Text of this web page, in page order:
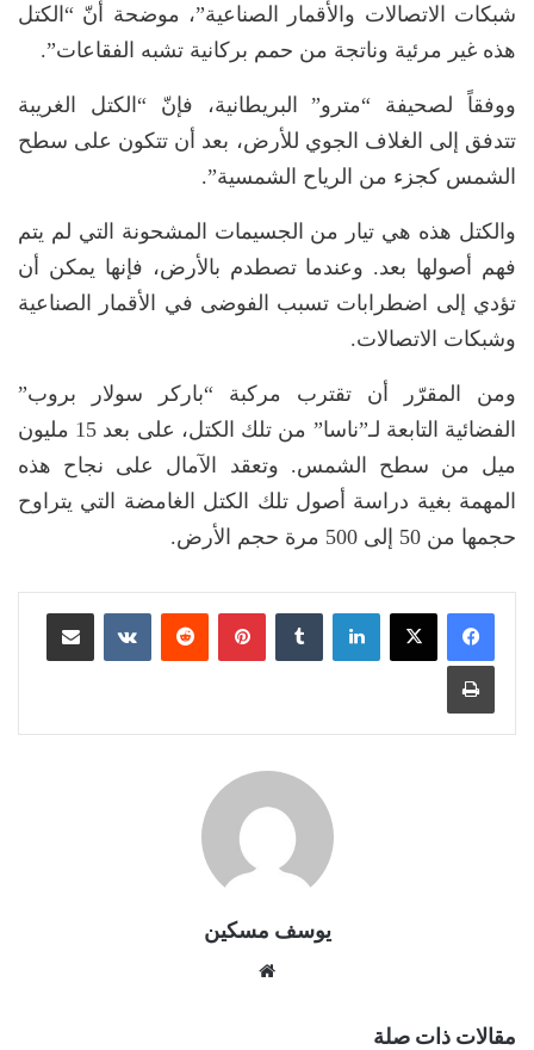
شبكات الاتصالات والأقمار الصناعية”، موضحة أنّ “الكتل
هذه غير مرئية وناتجة من حمم بركانية تشبه الفقاعات”.
ووفقاً لصحيفة “مترو” البريطانية، فإنّ “الكتل الغريبة
تتدفق إلى الغلاف الجوي للأرض، بعد أن تتكون على سطح
الشمس كجزء من الرياح الشمسية”.
والكتل هذه هي تيار من الجسيمات المشحونة التي لم يتم
فهم أصولها بعد. وعندما تصطدم بالأرض، فإنها يمكن أن
تؤدي إلى اضطرابات تسبب الفوضى في الأقمار الصناعية
وشبكات الاتصالات.
ومن المقرّر أن تقترب مركبة “باركر سولار بروب”
الفضائية التابعة لـ”ناسا” من تلك الكتل، على بعد 15 مليون
ميل من سطح الشمس. وتعقد الآمال على نجاح هذه
المهمة بغية دراسة أصول تلك الكتل الغامضة التي يتراوح
حجمها من 50 إلى 500 مرة حجم الأرض.
لينكدإن بينتيريست مشاركة عبر البريد
طباعة
يوسف مسكين
مقالات ذات صلة